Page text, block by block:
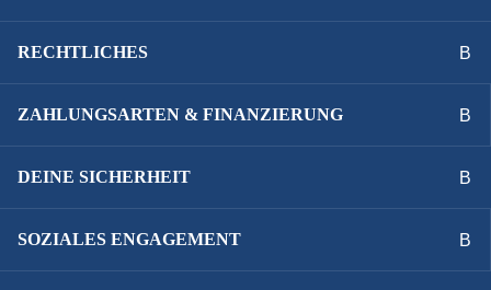
RECHTLICHES
ZAHLUNGSARTEN & FINANZIERUNG
DEINE SICHERHEIT
SOZIALES ENGAGEMENT